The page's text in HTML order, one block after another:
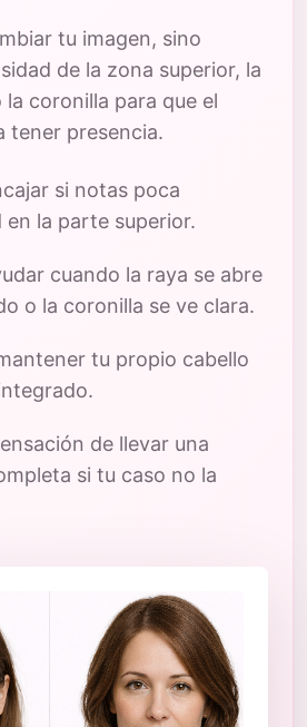
tu imagen, sino
de la zona superior, la
coronilla para que el
tener presencia.
si notas poca
en la parte superior.
cuando la raya se abre
o la coronilla se ve clara.
tu propio cabello
de llevar una
si tu caso no la